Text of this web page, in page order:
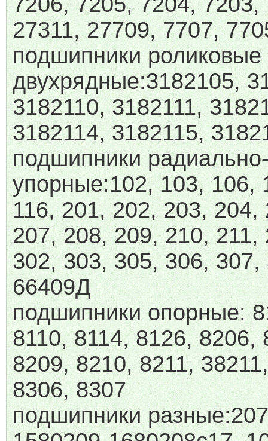
27311, 27709, 7707,
подшипники роликовые
двухрядные:3182105,
3182110, 3182111,
3182114, 3182115,
подшипники
упорные:102, 103, 106,
116, 201, 202, 203, 204,
207, 208, 209, 210, 211,
302, 303, 305, 306, 307,
66409Д
подшипники опорные:
8110, 8114, 8126, 8206,
8209, 8210, 8211,
8306, 8307
подшипники